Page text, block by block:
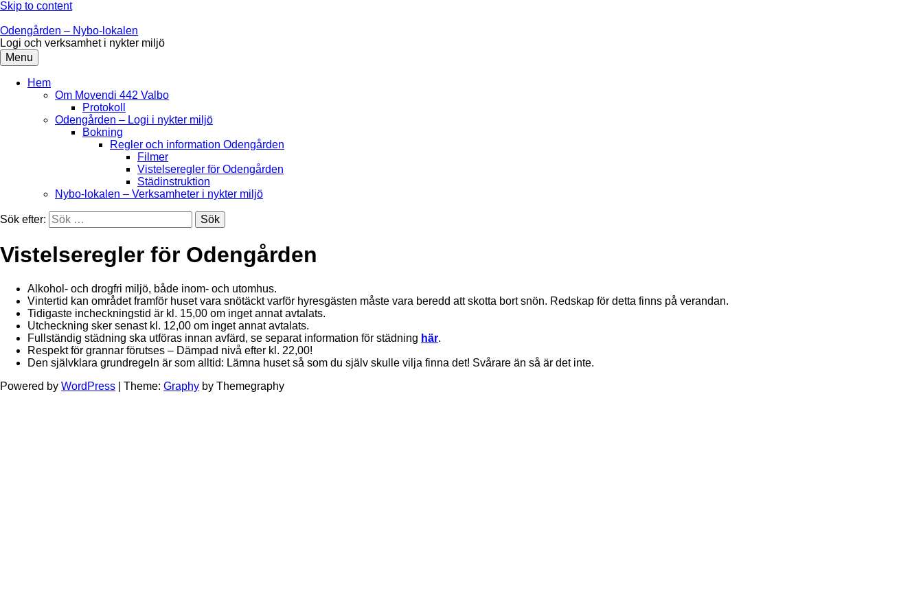
Skip to content
Odengården – Nybo-lokalen
Logi och verksamhet i nykter miljö
Menu
Hem
Om Movendi 442 Valbo
Protokoll
Odengården – Logi i nykter miljö
Bokning
Regler och information Odengården
Filmer
Vistelseregler för Odengården
Städinstruktion
Nybo-lokalen – Verksamheter i nykter miljö
Sök efter:
Vistelseregler för Odengården
Alkohol- och drogfri miljö, både inom- och utomhus.
Vintertid kan området framför huset vara snötäckt varför hyresgästen måste vara beredd att skotta bort snön. Redskap för detta finns på verandan.
Tidigaste incheckningstid är kl. 15,00 om inget annat avtalats.
Utcheckning sker senast kl. 12,00 om inget annat avtalats.
Fullständig städning ska utföras innan avfärd, se separat information för städning här.
Respekt för grannar förutses – Dämpad nivå efter kl. 22,00!
Den självklara grundregeln är som alltid: Lämna huset så som du själv skulle vilja finna det! Svårare än så är det inte.
Powered by WordPress Theme: Graphy by Themegraphy